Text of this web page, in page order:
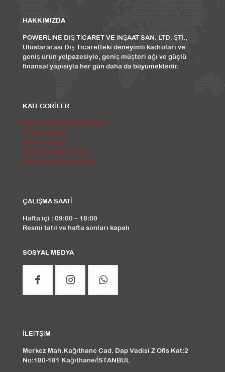
HAKKIMIZDA
POWERLİNE DIŞ TİCARET VE İNŞAAT SAN. LTD. ŞTİ.,
Uluslararası Dış Ticaretteki deneyimli kadroları ve
geniş ürün yelpazesiyle, geniş müşteri ağı ve güçlü
finansal yapısıyla her gün daha da büyümektedir.
KATEGORİLER
Pvc ve Profil Aksesuarları
Isı Cam Grubu
Makina Grubu
Pencere Kapı Kolları
Alüminyum Kapı Kolları
ÇALIŞMA SAATİ
Hafta içi : 09:00 – 18:00
Resmi tatil ve hafta sonları kapalı
SOSYAL MEDYA
İLEİTŞİM
Merkez Mah.Kağıthane Cad. Dap Vadisi Z Ofis Kat:2
No:180-181 Kağıthane/İSTANBUL